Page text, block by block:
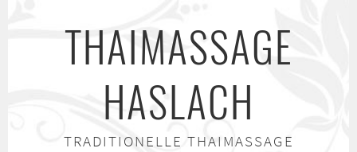
THAIMASSAGE
HASLACH
TRADITIONELLE THAIMASSAGE